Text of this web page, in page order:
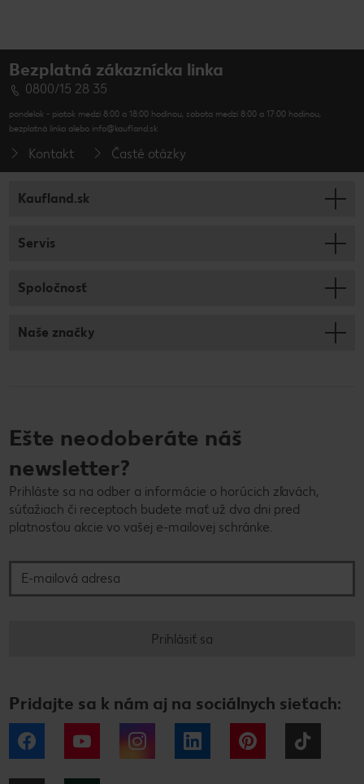
Bezplatná zákaznícka linka
0800/15 28 35
pondelok - piatok medzi 8:00 a 18:00 hodinou, sobota medzi 8:00 a 17:00 hodinou,
bezplatná linka alebo info@kaufland.sk
Kontakt Časté otázky
Kaufland.sk
Servis
Spoločnosť
Naše značky
Ešte neodoberáte náš
newsletter?
Prihláste sa na odber a informácie o horúcich zľavách,
súťažiach či receptoch budete mať už dva dni pred
platnosťou akcie vo vašej e-mailovej schránke.
Prihlásiť sa
Pridajte sa k nám aj na sociálnych sieťach:
Facebook YouTube Instagram LinkedIn Pinterest